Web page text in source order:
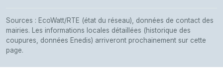
Sources : EcoWatt/RTE (état du réseau), données de contact des
mairies. Les informations locales détaillées (historique des
coupures, données Enedis) arriveront prochainement sur cette
page.